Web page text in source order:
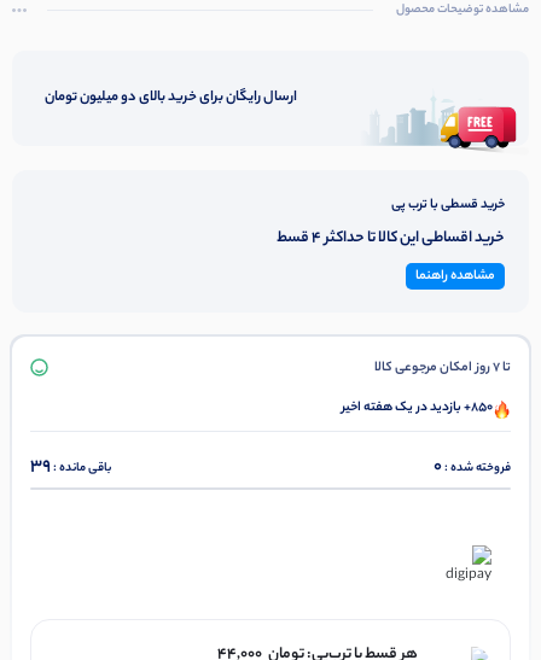
مشاهده توضیحات محصول
ارسال رایگان برای خرید بالای دو میلیون تومان
خرید قسطی با ترب پی
خرید اقساطی این کالا تا حداکثر 4 قسط
مشاهده راهنما
تا 7 روز امکان مرجوعی کالا
850+ بازدید در یک هفته اخیر
فروخته شده :0 باقی مانده :39
هر قسط با ترب‌پی: 44,000 تومان